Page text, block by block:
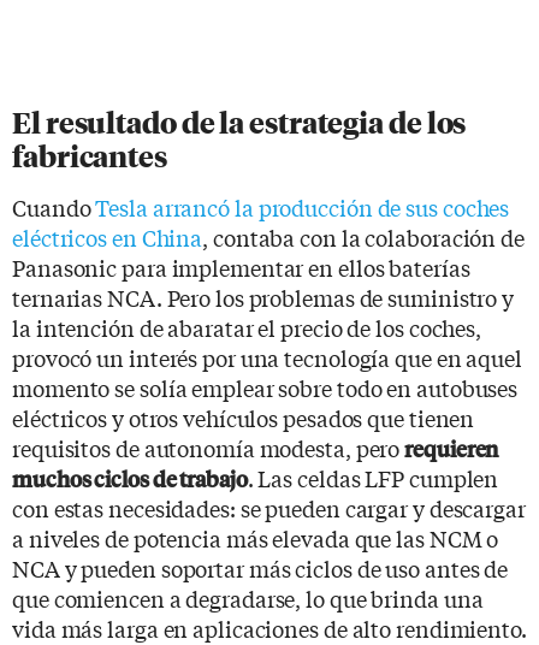
El resultado de la estrategia de los
fabricantes
CuandoTesla arrancó la producción de sus coches
eléctricos en China, contaba con la colaboración de
Panasonic para implementar en ellos baterías
ternarias NCA. Pero los problemas de suministro y
la intención de abaratar el precio de los coches,
provocó un interés por una tecnología que en aquel
momento se solía emplear sobre todo en autobuses
eléctricos y otros vehículos pesados ​​que tienen
requisitos de autonomía modesta, perorequieren
muchos ciclos de trabajo. Las celdas LFP cumplen
con estas necesidades: se pueden cargar y descargar
a niveles de potencia más elevada que las NCM o
NCA y pueden soportar más ciclos de uso antes de
que comiencen a degradarse, lo que brinda una
vida más larga en aplicaciones de alto rendimiento.